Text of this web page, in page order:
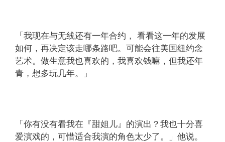
「我现在与无线还有一年合约， 看看这一年的发展
如何，再决定该走哪条路吧。可能会往美国纽约念
艺术。做生意我也喜欢的，我喜欢钱嘛，但我还年
青，想多玩几年。」
「你有没有看我在『甜姐儿』的演出？我也十分喜
爱演戏的，可惜适合我演的角色太少了。」他说。